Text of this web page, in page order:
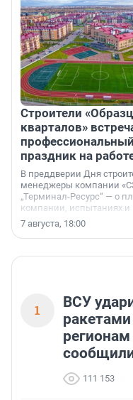
Строители
кварталов»
профессиональный
праздник на
В преддверии Дня
менеджеры компании
„Терминал-Ресурс“ — о
компании, испытаниях и
осторожного оптимизма.
7 августа, 18:00
1
ВСУ
111 153